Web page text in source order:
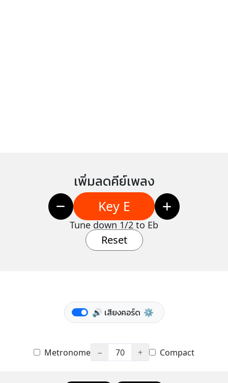
เพิ่มลดคีย์เพลง
Key E
Tune down 1/2 to Eb
Reset
🔊 เสียงคอร์ด ⚙️
Metronome − 70 + Compact